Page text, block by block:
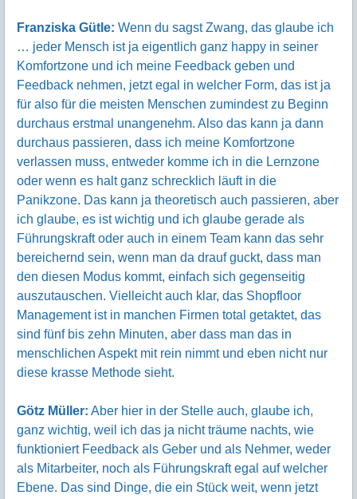
Franziska Gütle: Wenn du sagst Zwang, das glaube ich
… jeder Mensch ist ja eigentlich ganz happy in seiner
Komfortzone und ich meine Feedback geben und
Feedback nehmen, jetzt egal in welcher Form, das ist ja
für also für die meisten Menschen zumindest zu Beginn
durchaus erstmal unangenehm. Also das kann ja dann
durchaus passieren, dass ich meine Komfortzone
verlassen muss, entweder komme ich in die Lernzone
oder wenn es halt ganz schrecklich läuft in die
Panikzone. Das kann ja theoretisch auch passieren, aber
ich glaube, es ist wichtig und ich glaube gerade als
Führungskraft oder auch in einem Team kann das sehr
bereichernd sein, wenn man da drauf guckt, dass man
den diesen Modus kommt, einfach sich gegenseitig
auszutauschen. Vielleicht auch klar, das Shopfloor
Management ist in manchen Firmen total getaktet, das
sind fünf bis zehn Minuten, aber dass man das in
menschlichen Aspekt mit rein nimmt und eben nicht nur
diese krasse Methode sieht.
Götz Müller: Aber hier in der Stelle auch, glaube ich,
ganz wichtig, weil ich das ja nicht träume nachts, wie
funktioniert Feedback als Geber und als Nehmer, weder
als Mitarbeiter, noch als Führungskraft egal auf welcher
Ebene. Das sind Dinge, die ein Stück weit, wenn jetzt